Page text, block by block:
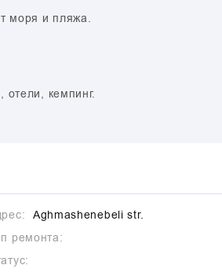
моря и пляжа.
кемпинг.
Aghmashenebeli str.
ремонта: